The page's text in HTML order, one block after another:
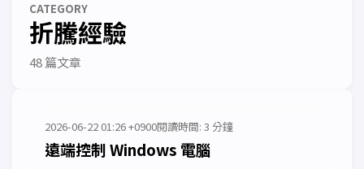
CATEGORY
折騰經驗
48 篇文章
2026-06-22 01:26 +0900閱讀時間: 3 分鐘
遠端控制 Windows 電腦